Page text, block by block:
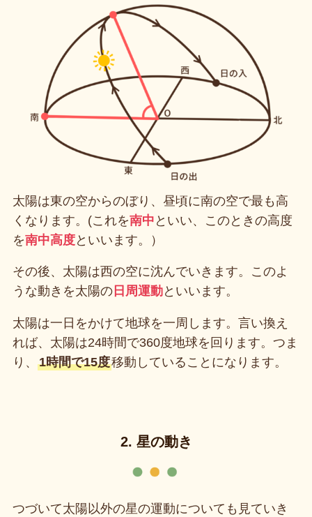
太陽は東の空からのぼり、昼頃に南の空で最も高
くなります。(これを南中 といい、このときの高度
を南中高度といいます。）
その後、太陽は西の空に沈んでいきます。このよ
うな動きを太陽の日周運動といいます。
太陽は一日をかけて地球を一周します。言い換え
れば、太陽は24時間で360度地球を回ります。つま
り、 1時間で15度移動していることになります。
2. 星の動き
つづいて太陽以外の星の運動についても見ていき